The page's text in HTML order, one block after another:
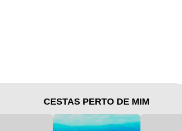
CESTAS PERTO DE MIM